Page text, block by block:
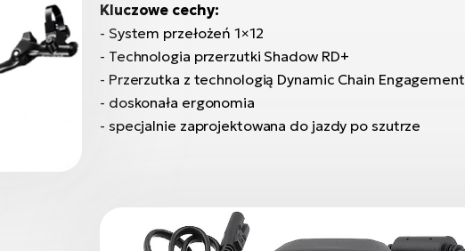
Kluczowe cechy:
- System przełożeń 1×12
- Technologia przerzutki Shadow RD+
- Przerzutka z technologią Dynamic Chain Engagement
- doskonała ergonomia
- specjalnie zaprojektowana do jazdy po szutrze